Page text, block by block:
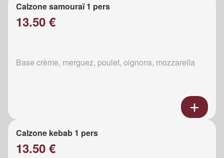
Calzone samouraï 1 pers
13.50 €
Base crème, merguez, poulet, oignons, mozzarella
Calzone kebab 1 pers
13.50 €